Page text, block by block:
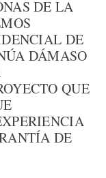
DE LA
DE
DÁMASO
QUE
DE